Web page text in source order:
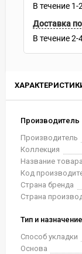
Производитель
Производитель
Коллекция
Название товара
Код
Страна бренда
Страна
Тип и назначение
Способ укладки
Основа
В течение 1-2
Доставка
В течение2-